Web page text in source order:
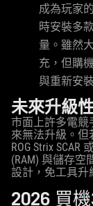
成為玩家
時安裝多
量。雖然
充，但購
與重新安
未來升級
市面上許多電競
來無法升級。但
ROG Strix
(RAM) 與儲存空
設計，免工具升
2026 買